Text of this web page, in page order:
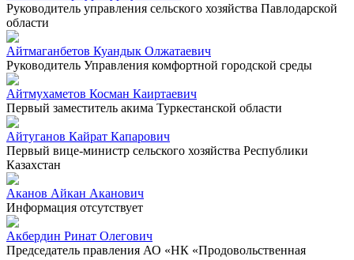
Руководитель управления сельского хозяйства Павлодарской
области
Айтмаганбетов Куандык Олжатаевич
Руководитель Управления комфортной городской среды
Айтмухаметов Косман Каиртаевич
Первый заместитель акима Туркестанской области
Айтуганов Кайрат Капарович
Первый вице-министр сельского хозяйства Республики
Казахстан
Аканов Айкан Аканович
Информация отсутствует
Акбердин Ринат Олегович
Председатель правления АО «НК «Продовольственная